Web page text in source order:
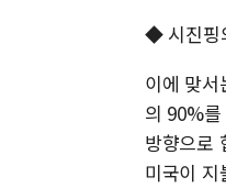
◆ 시진핑
이에 맞
의 90%
방향으로
미국이 지